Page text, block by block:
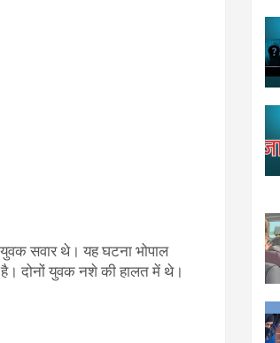
सवार थे। यह घटना भोपाल
दोनों युवक नशे की हालत में थे।